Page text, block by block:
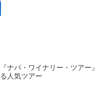
『ナパ・ワイナリー・ツア
る人気ツアー